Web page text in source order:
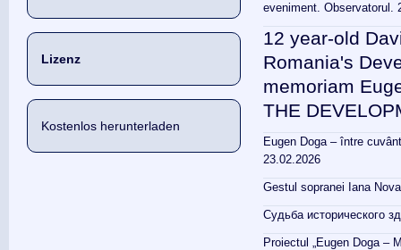
Lizenz
Kostenlos herunterladen
eveniment. Observatorul.
12 year-old
Romania's
memoriam
THE
Eugen Doga – între
23.02.2026
Gestul sopranei Iana
Судьба исторического
Proiectul „Eugen Doga –